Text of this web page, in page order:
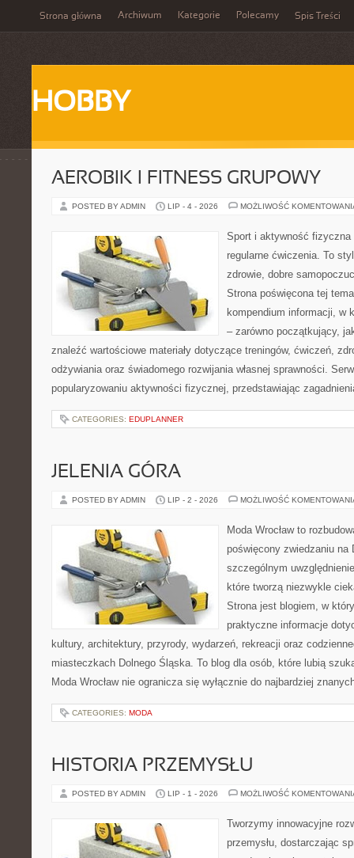
Strona główna Archiwum Kategorie Polecamy Spis Treści
HOBBY
AEROBIK I FITNESS GRUPOWY
POSTED BY ADMIN LIP - 4 - 2026 MOŻLIWOŚĆ
Sport i aktywność
regularne ćwiczenia. To
zdrowie, dobre
Strona poświęcona tej
kompendium informacji, w
– zarówno początkujący,
znaleźć wartościowe materiały dotyczące treningów, ćwiczeń,
odżywiania oraz świadomego rozwijania własnej sprawności.
popularyzowaniu aktywności fizycznej, przedstawiając
CATEGORIES: EDUPLANNER
JELENIA GÓRA
POSTED BY ADMIN LIP - 2 - 2026 MOŻLIWOŚĆ
Moda Wrocław to
poświęcony zwiedzaniu na
szczególnym
które tworzą niezwykle
Strona jest blogiem, w
praktyczne informacje
kultury, architektury, przyrody, wydarzeń, rekreacji oraz
miasteczkach Dolnego Śląska. To blog dla osób, które lubią
Moda Wrocław nie ogranicza się wyłącznie do najbardziej
CATEGORIES: MODA
HISTORIA PRZEMYSŁU
POSTED BY ADMIN LIP - 1 - 2026 MOŻLIWOŚĆ
Tworzymy innowacyjne
przemysłu, dostarczając